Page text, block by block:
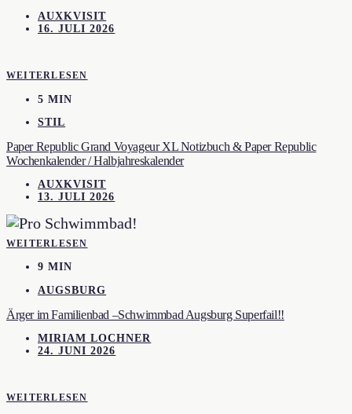
AUXKVISIT
16. JULI 2026
WEITERLESEN
5 MIN
STIL
Paper Republic Grand Voyageur XL Notizbuch & Paper Republic
Wochenkalender / Halbjahreskalender
AUXKVISIT
13. JULI 2026
WEITERLESEN
9 MIN
AUGSBURG
Ärger im Familienbad –Schwimmbad Augsburg Superfail!!
MIRIAM LOCHNER
24. JUNI 2026
WEITERLESEN